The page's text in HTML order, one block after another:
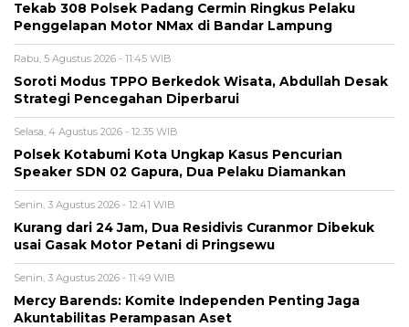
Tekab 308 Polsek Padang Cermin Ringkus Pelaku
Penggelapan Motor NMax di Bandar Lampung
Rabu, 5 Agustus 2026 - 11:45 WIB
Soroti Modus TPPO Berkedok Wisata, Abdullah Desak
Strategi Pencegahan Diperbarui
Selasa, 4 Agustus 2026 - 12:35 WIB
Polsek Kotabumi Kota Ungkap Kasus Pencurian
Speaker SDN 02 Gapura, Dua Pelaku Diamankan
Senin, 3 Agustus 2026 - 12:41 WIB
Kurang dari 24 Jam, Dua Residivis Curanmor Dibekuk
usai Gasak Motor Petani di Pringsewu
Senin, 3 Agustus 2026 - 11:49 WIB
Mercy Barends: Komite Independen Penting Jaga
Akuntabilitas Perampasan Aset